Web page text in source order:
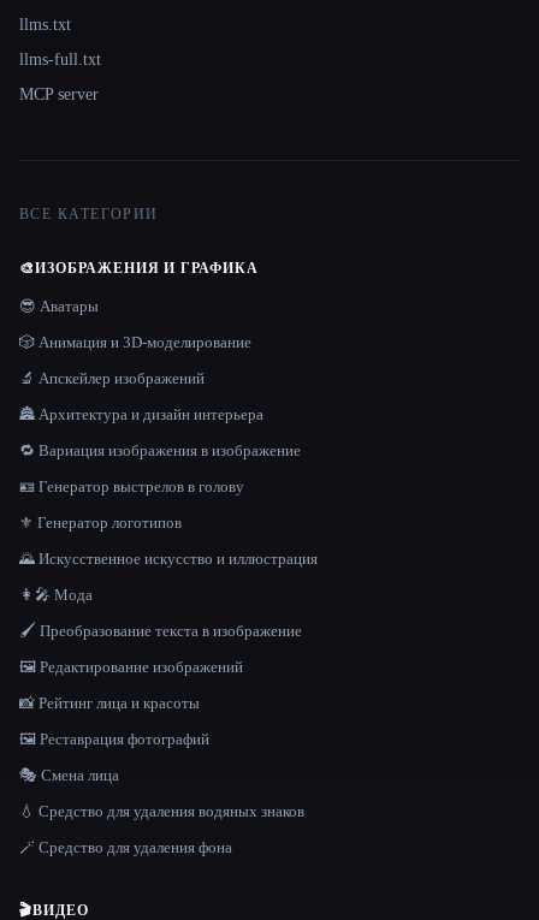
llms.txt
llms-full.txt
MCP server
ВСЕ КАТЕГОРИИ
🎨ИЗОБРАЖЕНИЯ И ГРАФИКА
😎 Аватары
🎲 Анимация и 3D-моделирование
🔬 Апскейлер изображений
🏯 Архитектура и дизайн интерьера
🔁 Вариация изображения в изображение
🪪 Генератор выстрелов в голову
⚜️ Генератор логотипов
🌄 Искусственное искусство и иллюстрация
👩‍🎤 Мода
🖌️ Преобразование текста в изображение
🖼️ Редактирование изображений
📸 Рейтинг лица и красоты
🖼️ Реставрация фотографий
🎭 Смена лица
💧 Средство для удаления водяных знаков
🪄 Средство для удаления фона
🎬ВИДЕО